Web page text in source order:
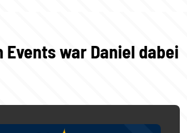
Events war Daniel dabei